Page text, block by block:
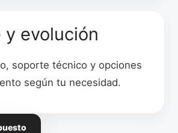
evolución
soporte técnico y opciones
según tu necesidad.